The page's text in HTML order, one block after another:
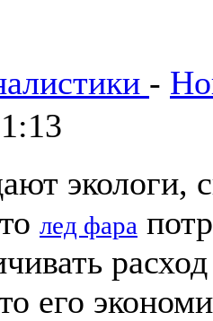
-
экологи,
лед фара
его